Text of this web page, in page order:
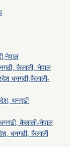
कैलाली, नेपाल
धनगढी,कैलाली-
धनगढी
कैलाली-नेपाल
धनगढी, कैलाली